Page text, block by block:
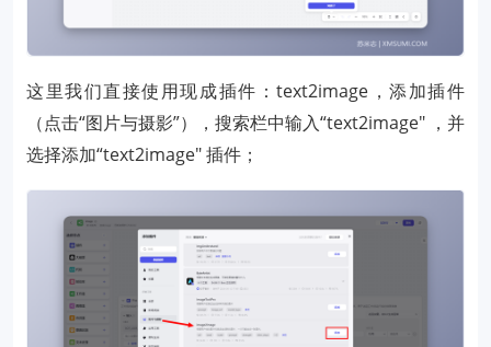
这里我们直接使用现成插件：text2image，添加插件
（点击“图片与摄影”），搜索栏中输入“text2image" ，并
选择添加“text2image" 插件；